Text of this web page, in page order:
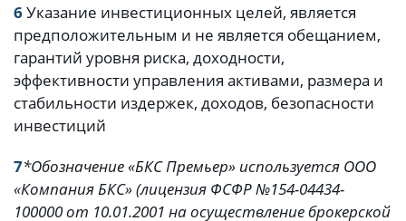
6Указание инвестиционных целей, является
предположительным и не является обещанием,
гарантий уровня риска, доходности,
эффективности управления активами, размера и
стабильности издержек, доходов, безопасности
инвестиций
7*Обозначение «БКС Премьер» используется ООО
«Компания БКС» (лицензия ФСФР №154-04434-
100000 от 10.01.2001 на осуществление брокерской